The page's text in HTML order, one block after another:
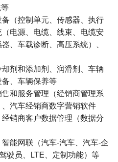
（控制单元、传感器、执行
电源、电缆、线束、电缆安
、车载诊断、高压系统）、
却剂和添加剂、润滑剂、车辆
、车辆保养等
售和服务管理（经销商管理系
汽车经销商数字营销软件
经销商客户数据管理（数据分
能网联（汽车-汽车、汽车-企
驶员、LTE、定制功能）等